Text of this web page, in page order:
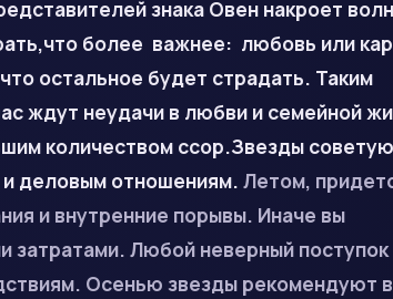
знака Овен накроет
более важнее: любовь или
остальное будет страдать. Таким
ждут неудачи в любви и семейной
количеством ссор.Звезды
и деловым отношениям. Летом,
и внутренние порывы. Иначе вы
затратами. Любой неверный поступок
Осенью звезды рекомендуют